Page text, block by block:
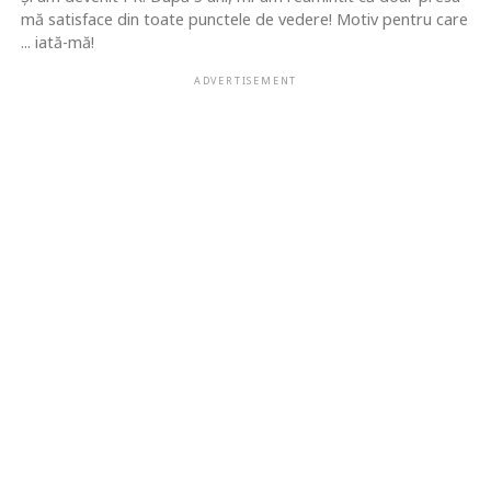
mă satisface din toate punctele de vedere! Motiv pentru care
... iată-mă!
ADVERTISEMENT